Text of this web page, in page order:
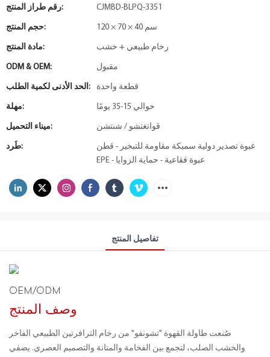
رقم طراز المنتج: CJMBD-BLPQ-3351
حجم المنتج: 120 × 70 × 40 سم
مادة المنتج: رخام طبيعي + خشب
ODM & OEM: مقبول
الحد الأدنى لكمية الطلب: قطعة واحدة
مهلة: حوالي 15-35 يومًا
ميناء التحميل: قوانغتشو / شنتشن
طَرد:
عبوة تصدير دولية سميكة مقاومة للتبخير - قطن
EPE - عبوة فقاعية - حماية الزوايا
تفاصيل المنتج
OEM/ODM
وصف المنتج
صُنعت طاولة القهوة "تشونفو" من رخام الترافرتين الطبيعي الفاخر
والخشب الصلب، لتجمع بين الفخامة والمتانة والتصميم العصري. يضفي